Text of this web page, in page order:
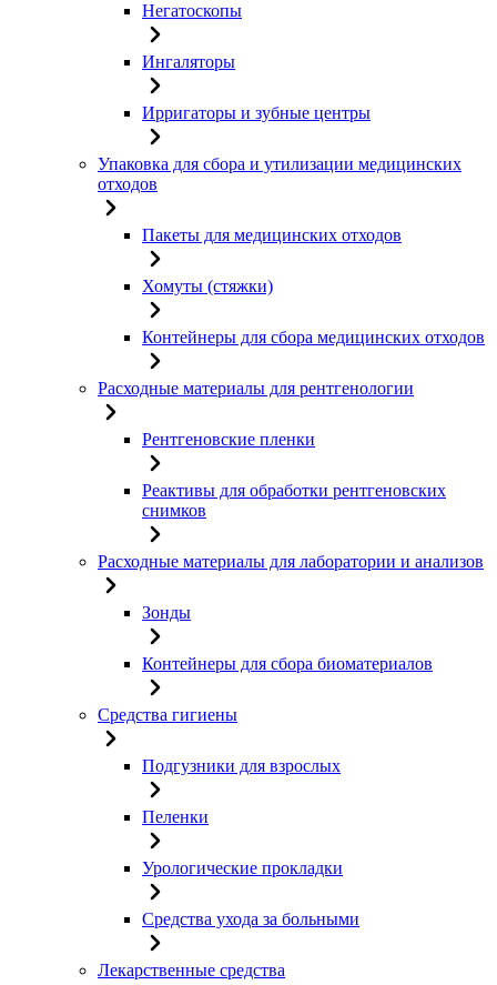
Негатоскопы
Ингаляторы
Ирригаторы и зубные центры
Упаковка для сбора и утилизации медицинских
отходов
Пакеты для медицинских отходов
Хомуты (стяжки)
Контейнеры для сбора медицинских отходов
Расходные материалы для рентгенологии
Рентгеновские пленки
Реактивы для обработки рентгеновских
снимков
Расходные материалы для лаборатории и анализов
Зонды
Контейнеры для сбора биоматериалов
Средства гигиены
Подгузники для взрослых
Пеленки
Урологические прокладки
Средства ухода за больными
Лекарственные средства